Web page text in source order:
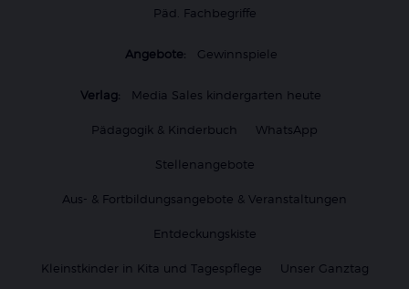
Päd. Fachbegriffe
Angebote: Gewinnspiele
Verlag: Media Sales kindergarten heute
Pädagogik & Kinderbuch WhatsApp
Stellenangebote
Aus- & Fortbildungsangebote & Veranstaltungen
Entdeckungskiste
Kleinstkinder in Kita und Tagespflege Unser Ganztag